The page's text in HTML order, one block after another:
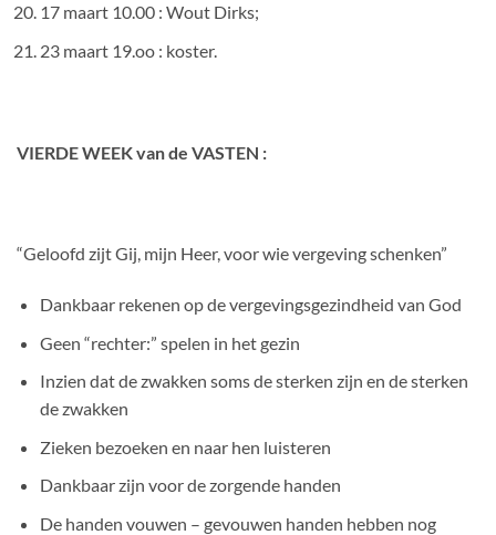
17 maart 10.00 : Wout Dirks;
23 maart 19.oo : koster.
VIERDE WEEK van de VASTEN :
“Geloofd zijt Gij, mijn Heer, voor wie vergeving schenken”
Dankbaar rekenen op de vergevingsgezindheid van God
Geen “rechter:” spelen in het gezin
Inzien dat de zwakken soms de sterken zijn en de sterken
de zwakken
Zieken bezoeken en naar hen luisteren
Dankbaar zijn voor de zorgende handen
De handen vouwen – gevouwen handen hebben nog